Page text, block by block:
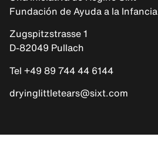
Fundación de Ayuda a la Infancia
Zugspitzstrasse 1
D-82049 Pullach
Tel +49 89 744 44 6144
dryinglittletears@sixt.com